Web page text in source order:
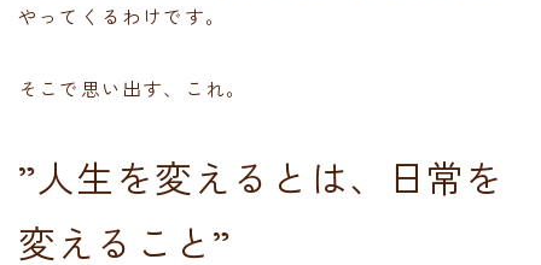
やってくるわけです。
そこで思い出す、これ。
”人生を変えるとは、日常を
変えること”